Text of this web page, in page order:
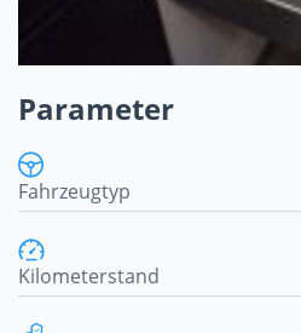
Parameter
Fahrzeugtyp
Kilometerstand